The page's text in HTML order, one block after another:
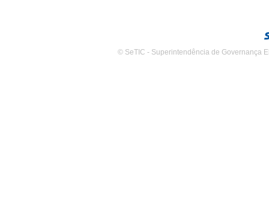
© SeTIC - Superintendência de Governança